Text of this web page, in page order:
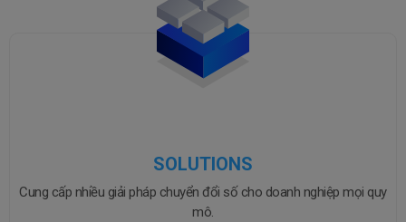
SOLUTIONS
Cung cấp nhiều giải pháp chuyển đổi số cho doanh nghiệp mọi quy
mô.